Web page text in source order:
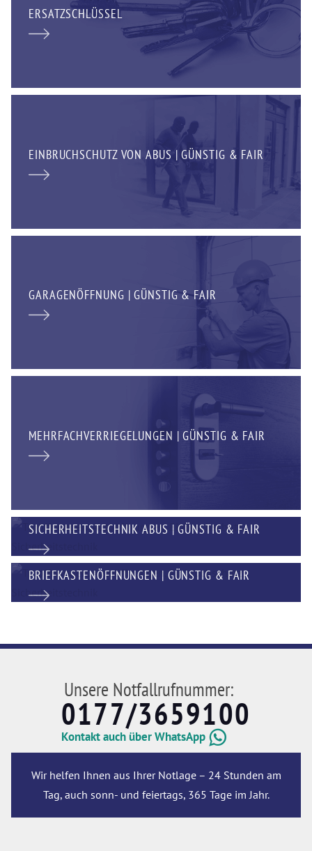
ERSATZSCHLÜSSEL
EINBRUCHSCHUTZ VON ABUS | GÜNSTIG & FAIR
GARAGENÖFFNUNG | GÜNSTIG & FAIR
MEHRFACHVERRIEGELUNGEN | GÜNSTIG & FAIR
SICHERHEITSTECHNIK ABUS | GÜNSTIG & FAIR
BRIEFKASTENÖFFNUNGEN | GÜNSTIG & FAIR
Unsere Notfallrufnummer:
0177/3659100
Kontakt auch über WhatsApp
Wir helfen Ihnen aus Ihrer Notlage – 24 Stunden am
Tag, auch sonn- und feiertags, 365 Tage im Jahr.